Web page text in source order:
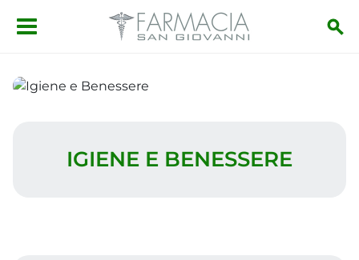
Salta al contenuto principale
IGIENE E BENESSERE